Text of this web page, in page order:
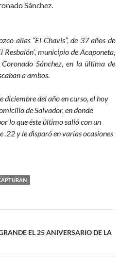
Sánchez.
alias “El Chavis”, de 37 años de
Resbalón’, municipio de Acaponeta,
Sánchez, en la última de
a ambos.
diciembre del año en curso, el hoy
de Salvador, en donde
lo que éste último salió con un
y le disparó en varias ocasiones
EL 25 ANIVERSARIO DE LA